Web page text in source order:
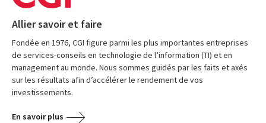
Allier savoir et faire
Fondée en 1976, CGI figure parmi les plus importantes entreprises
de services-conseils en technologie de l’information (TI) et en
management au monde. Nous sommes guidés par les faits et axés
sur les résultats afin d’accélérer le rendement de vos
investissements.
En savoir plus